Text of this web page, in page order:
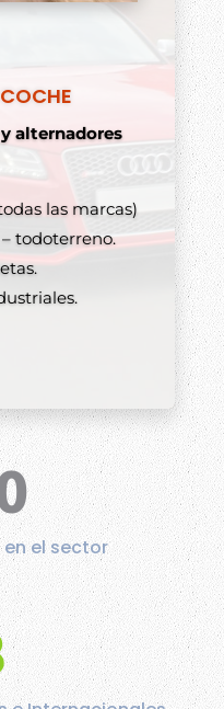
alternadores
las marcas)
todoterreno.
el sector